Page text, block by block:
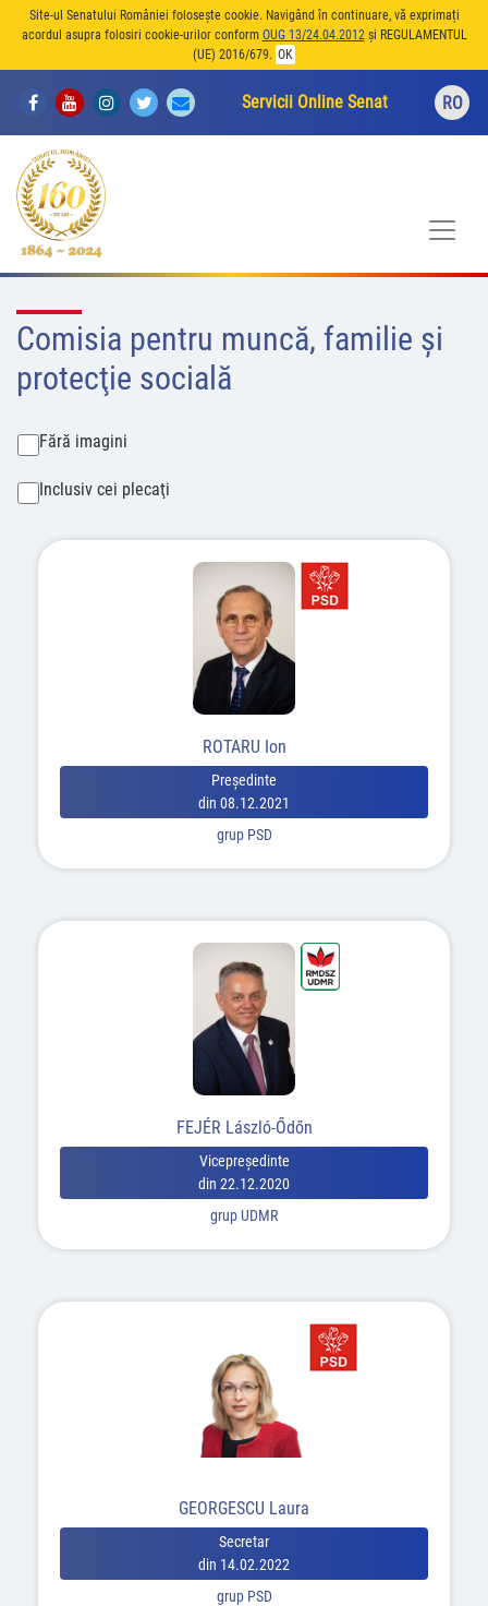
Site-ul Senatului României folosește cookie. Navigând în continuare, vă exprimați
acordul asupra folosiri cookie-urilor conform OUG 13/24.04.2012și REGULAMENTUL
(UE) 2016/679. OK
Servicii Online Senat RO
Comisia pentru muncă, familie şi
protecţie socială
Fără imagini
Inclusiv cei plecaţi
ROTARU Ion
Preşedinte
din 08.12.2021
grup PSD
FEJÉR László-Ődőn
Vicepreşedinte
din 22.12.2020
grup UDMR
GEORGESCU Laura
Secretar
din 14.02.2022
grup PSD